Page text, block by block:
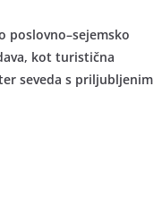
poslovno–sejemsko
kot turistična
seveda s priljubljenim